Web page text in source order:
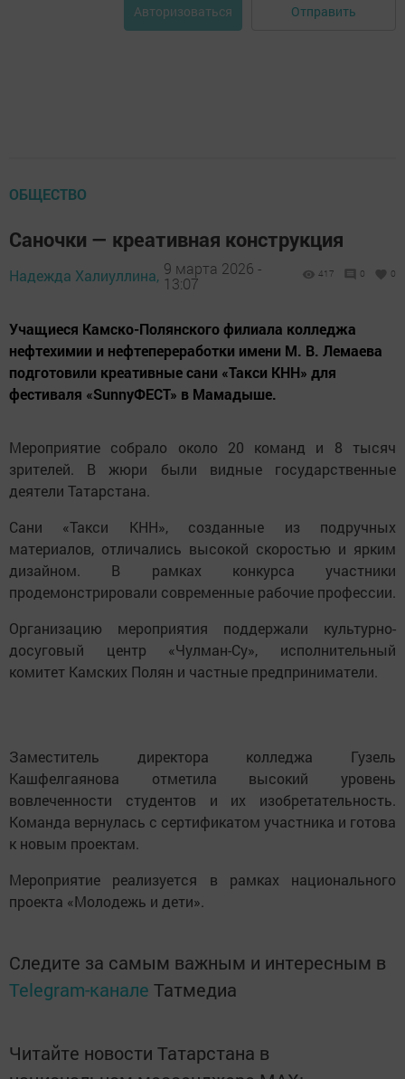
Авторизоваться Отправить
ОБЩЕСТВО
Саночки — креативная конструкция
Надежда Халиуллина, 9 марта 2026 -
13:07
417 0 0
Учащиеся Камско-Полянского филиала колледжа
нефтехимии и нефтепереработки имени М. В. Лемаева
подготовили креативные сани «Такси КНН» для
фестиваля «SunnyФЕСТ» в Мамадыше.
Мероприятие собрало около 20 команд и 8 тысяч
зрителей. В жюри были видные государственные
деятели Татарстана.
Сани «Такси КНН», созданные из подручных
материалов, отличались высокой скоростью и ярким
дизайном. В рамках конкурса участники
продемонстрировали современные рабочие профессии.
Организацию мероприятия поддержали культурно-
досуговый центр «Чулман-Су», исполнительный
комитет Камских Полян и частные предприниматели.
Заместитель директора колледжа Гузель
Кашфелгаянова отметила высокий уровень
вовлеченности студентов и их изобретательность.
Команда вернулась с сертификатом участника и готова
к новым проектам.
Мероприятие реализуется в рамках национального
проекта «Молодежь и дети».
Следите за самым важным и интересным в
Telegram-канале Татмедиа
Читайте новости Татарстана в